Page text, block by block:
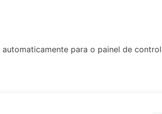
para o painel de